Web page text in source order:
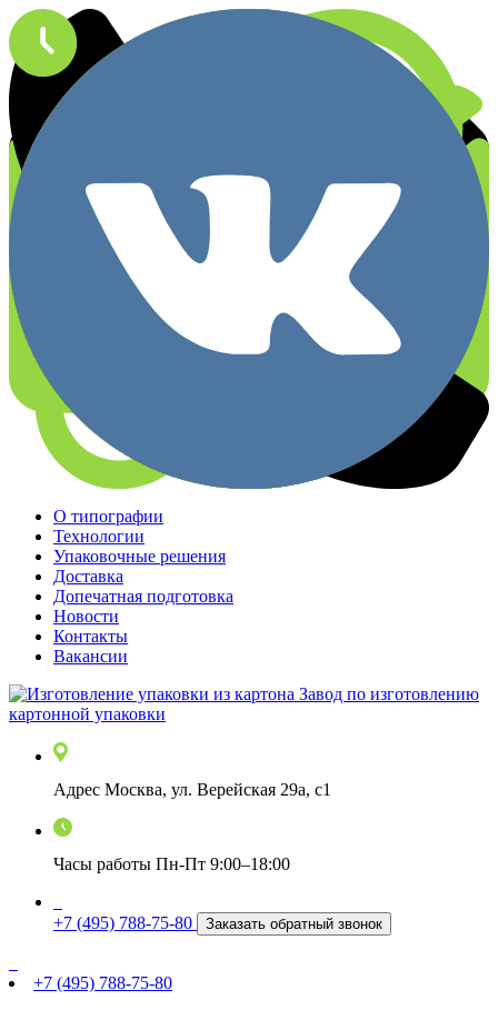
О типографии
Технологии
Упаковочные решения
Доставка
Допечатная подготовка
Новости
Контакты
Вакансии
Завод по изготовлению
картонной упаковки
Адрес Москва, ул. Верейская 29а, с1
Часы работы Пн-Пт 9:00–18:00
+7 (495) 788-75-80 Заказать обратный звонок
+7 (495) 788-75-80